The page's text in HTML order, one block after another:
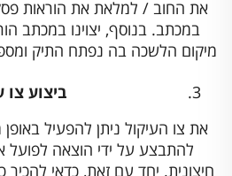
את החוב / למלאת את הוראות
במכתב. בנוסף, יצוינו במכתב
מיקום הלשכה בה נפתח התיק
ביצוע צו
את צו העיקול ניתן להפעיל באופן
להתבצע על ידי הוצאה לפועל
חיצונית. יחד עם זאת, כדאי להכיר